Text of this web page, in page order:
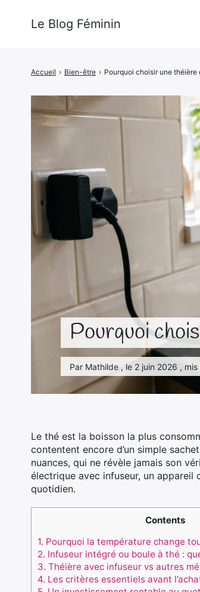
Pourquoi
Par Mathilde , le 2 juin 2026 ,
Accueil › Bien-être › Pourquoi choisir une
Le thé est la boisson la plus
contentent encore d’un simple
nuances, qui ne révèle jamais son
électrique avec infuseur, un
quotidien.
Contents
1. Pourquoi la température change
2. Infuseur intégré ou boule à thé :
3. Théière avec infuseur vs autres
4. Les critères essentiels avant
Le Blog Féminin